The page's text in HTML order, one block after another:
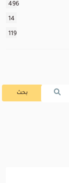
496
14
119
بحث